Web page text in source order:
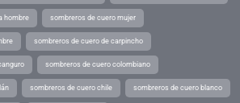
hombre sombreros de cuero mujer
sombreros de cuero de carpincho
sombreros de cuero colombiano
sombreros de cuero chile sombreros de cuero blanco